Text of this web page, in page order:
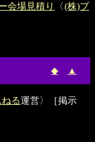
会場見積り 〈(株)プ
◆ ▲
る運営〉［掲示